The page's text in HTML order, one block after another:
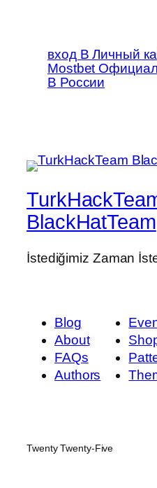
вход В Личный
Mostbet
В России
BlackHatTeam
İstediğimiz Zaman
Blog
About
FAQs
Authors
Twenty Twenty-Five